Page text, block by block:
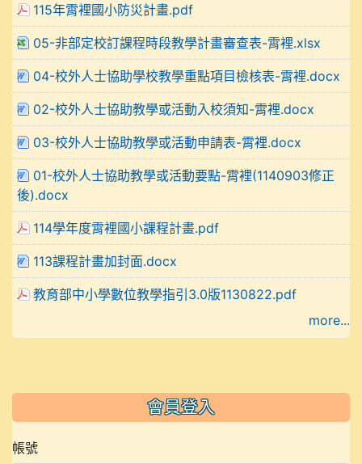
115年霄裡國小防災計畫.pdf
05-非部定校訂課程時段教學計畫審查表-霄裡.xlsx
04-校外人士協助學校教學重點項目檢核表-霄裡.docx
02-校外人士協助教學或活動入校須知-霄裡.docx
03-校外人士協助教學或活動申請表-霄裡.docx
01-校外人士協助教學或活動要點-霄裡(1140903修正
後).docx
114學年度霄裡國小課程計畫.pdf
113課程計畫加封面.docx
教育部中小學數位教學指引3.0版1130822.pdf
more...
會員登入
帳號